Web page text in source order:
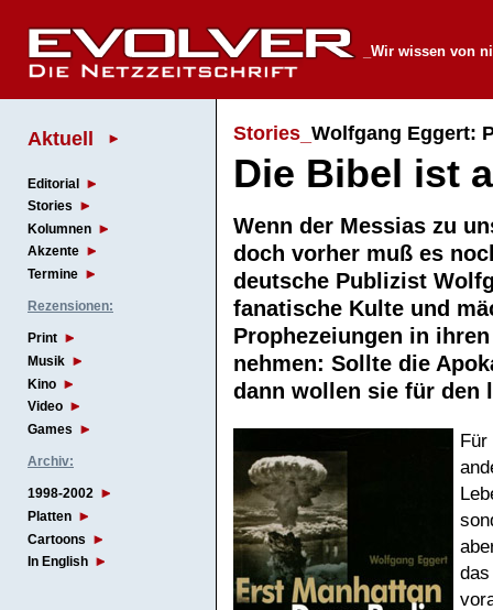
_Wir wissen von
Aktuell
Editorial
Stories
Kolumnen
Akzente
Termine
Rezensionen:
Print
Musik
Kino
Video
Games
Archiv:
1998-2002
Platten
Cartoons
In English
Stories_ Wolfgang Eggert:
Die Bibel ist
Wenn der Messias zu
doch vorher muß es
deutsche Publizist
fanatische Kulte und
Prophezeiungen in
nehmen: Sollte die
dann wollen sie für
Für